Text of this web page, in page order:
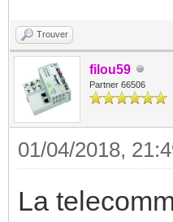
Trouver
filou59
Partner 66506
01/04/2018,
La